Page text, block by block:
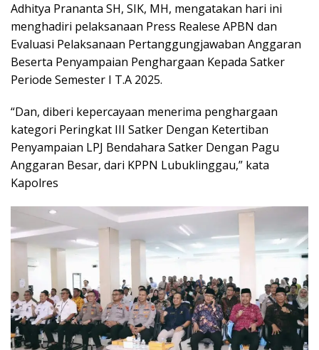
Adhitya Prananta SH, SIK, MH, mengatakan hari ini
menghadiri pelaksanaan Press Realese APBN dan
Evaluasi Pelaksanaan Pertanggungjawaban Anggaran
Beserta Penyampaian Penghargaan Kepada Satker
Periode Semester I T.A 2025.
“Dan, diberi kepercayaan menerima penghargaan
kategori Peringkat III Satker Dengan Ketertiban
Penyampaian LPJ Bendahara Satker Dengan Pagu
Anggaran Besar, dari KPPN Lubuklinggau,” kata
Kapolres